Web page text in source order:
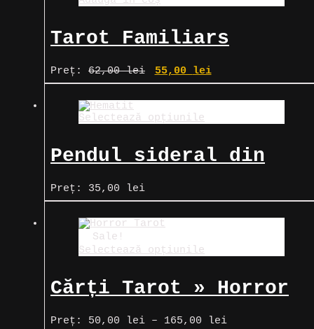
99,00 lei
Tarot Familiars
Preț: 62,00lei
Prețul
inițial
62,00 lei.
55,00 lei
curent
Selectează opțiunile
Pendul sideral din
hematit
Preț: 35,00 lei
Sale!
Selectează opțiunile
Cărți Tarot » Horror
Tarot
Preț: 50,00 lei – 165,00 leiInterval